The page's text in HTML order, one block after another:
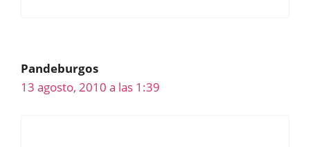
Pandeburgos
13 agosto, 2010 a las 1:39